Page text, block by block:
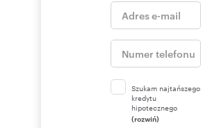
Szukam najtańszego
kredytu
hipotecznego
(rozwiń)